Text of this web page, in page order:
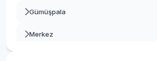
Beyoğlu
Gümüşpala
Merkez